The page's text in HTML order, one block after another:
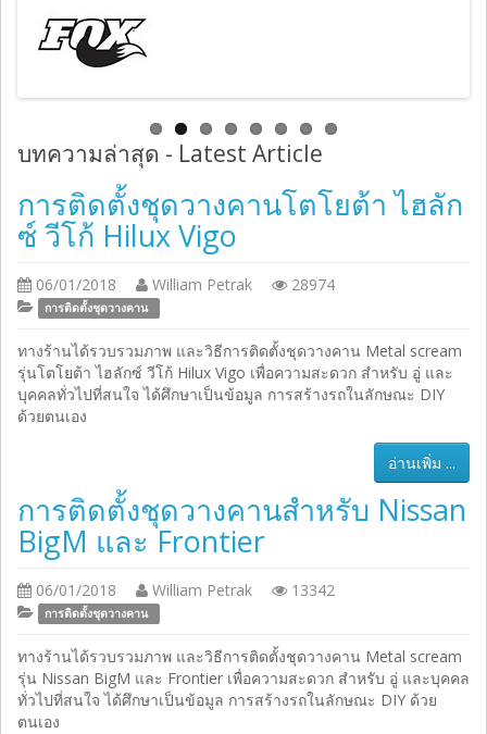
บทความล่าสุด - Latest Article
การติดตั้งชุดวางคานโตโยต้า ไฮลัก
ซ์ วีโก้ Hilux Vigo
06/01/2018 William Petrak 28974
การติดตั้งชุดวางคาน
ทางร้านได้รวบรวมภาพ และวิธีการติดตั้งชุดวางคาน Metal scream
รุ่นโตโยต้า ไฮลักซ์ วีโก้ Hilux Vigo เพื่อความสะดวก สำหรับ อู่ และ
บุคคลทั่วไปที่สนใจ ได้ศึกษาเป็นข้อมูล การสร้างรถในลักษณะ DIY
ด้วยตนเอง
อ่านเพิ่ม ...
การติดตั้งชุดวางคานสำหรับ Nissan
BigM และ Frontier
06/01/2018 William Petrak 13342
การติดตั้งชุดวางคาน
ทางร้านได้รวบรวมภาพ และวิธีการติดตั้งชุดวางคาน Metal scream
รุ่น Nissan BigM และ Frontier เพื่อความสะดวก สำหรับ อู่ และบุคคล
ทั่วไปที่สนใจ ได้ศึกษาเป็นข้อมูล การสร้างรถในลักษณะ DIY ด้วย
ตนเอง